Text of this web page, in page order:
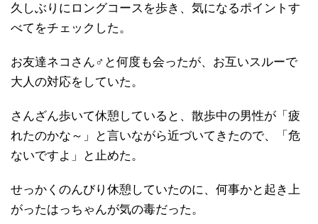
久しぶりにロングコースを歩き、気になるポイントす
べてをチェックした。
お友達ネコさん♂と何度も会ったが、お互いスルーで
大人の対応をしていた。
さんざん歩いて休憩していると、散歩中の男性が「疲
れたのかな～」と言いながら近づいてきたので、「危
ないですよ」と止めた。
せっかくのんびり休憩していたのに、何事かと起き上
がったはっちゃんが気の毒だった。